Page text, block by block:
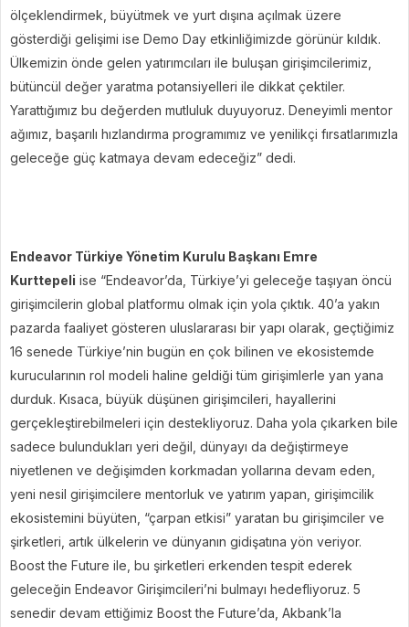
ölçeklendirmek, büyütmek ve yurt dışına açılmak üzere
gösterdiği gelişimi ise Demo Day etkinliğimizde görünür kıldık.
Ülkemizin önde gelen yatırımcıları ile buluşan girişimcilerimiz,
bütüncül değer yaratma potansiyelleri ile dikkat çektiler.
Yarattığımız bu değerden mutluluk duyuyoruz. Deneyimli mentor
ağımız, başarılı hızlandırma programımız ve yenilikçi fırsatlarımızla
geleceğe güç katmaya devam edeceğiz” dedi.
Endeavor Türkiye Yönetim Kurulu Başkanı Emre
Kurttepeli ise “Endeavor’da, Türkiye’yi geleceğe taşıyan öncü
girişimcilerin global platformu olmak için yola çıktık. 40’a yakın
pazarda faaliyet gösteren uluslararası bir yapı olarak, geçtiğimiz
16 senede Türkiye’nin bugün en çok bilinen ve ekosistemde
kurucularının rol modeli haline geldiği tüm girişimlerle yan yana
durduk. Kısaca, büyük düşünen girişimcileri, hayallerini
gerçekleştirebilmeleri için destekliyoruz. Daha yola çıkarken bile
sadece bulundukları yeri değil, dünyayı da değiştirmeye
niyetlenen ve değişimden korkmadan yollarına devam eden,
yeni nesil girişimcilere mentorluk ve yatırım yapan, girişimcilik
ekosistemini büyüten, “çarpan etkisi” yaratan bu girişimciler ve
şirketleri, artık ülkelerin ve dünyanın gidişatına yön veriyor.
Boost the Future ile, bu şirketleri erkenden tespit ederek
geleceğin Endeavor Girişimcileri’ni bulmayı hedefliyoruz. 5
senedir devam ettiğimiz Boost the Future’da, Akbank’la